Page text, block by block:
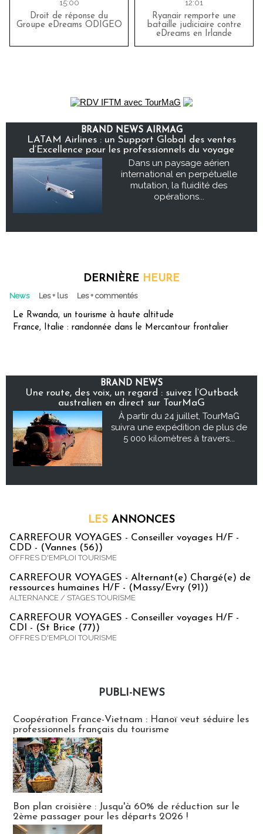
15:00
Droit de réponse du
Groupe eDreams ODIGEO
12:01
Ryanair remporte une
bataille judiciaire contre
eDreams en Irlande
BRAND NEWS AIRMAG
LATAM Airlines : un Support Global des ventes
d’Excellence pour les professionnels du voyage
Dans un paysage aérien
international en perpétuelle
mutation, la fluidité des
opérations...
DERNIÈRE HEURE
News Les + lus Les + commentés
Le Rwanda, un tourisme à haute altitude
France, Italie : randonnée dans le Mercantour frontalier
BRAND NEWS
Une route, des voix, un regard : suivez l’Outback
australien en direct sur TourMaG
À partir du 24 juillet, TourMaG
suivra une expédition de plus de
5 000 kilomètres à travers...
LES ANNONCES
CARREFOUR VOYAGES - Conseiller voyages H/F -
CDD - (Vannes (56))
OFFRES D'EMPLOI TOURISME
CARREFOUR VOYAGES - Alternant(e) Chargé(e) de
ressources humaines H/F - (Massy/Evry (91))
ALTERNANCE / STAGES TOURISME
CARREFOUR VOYAGES - Conseiller voyages H/F -
CDI - (St Brice (77))
OFFRES D'EMPLOI TOURISME
PUBLI-NEWS
Coopération France-Vietnam : Hanoï veut séduire les
professionnels français du tourisme
Bon plan croisière : Jusqu'à 60% de réduction sur le
2ème passager pour les départs 2026 !